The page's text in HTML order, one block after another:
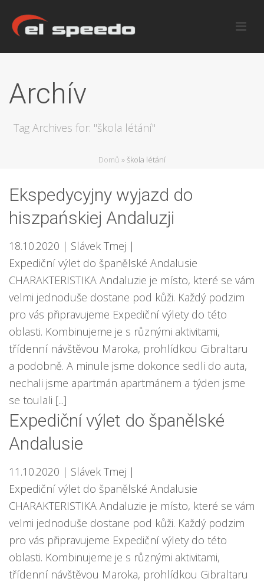
Archív
Tag Archives for: "škola létání"
Domů »škola létání
Ekspedycyjny wyjazd do
hiszpańskiej Andaluzji
18.10.2020 | Slávek Tmej |
Expediční výlet do španělské Andalusie
CHARAKTERISTIKA Andaluzie je místo, které se vám
velmi jednoduše dostane pod kůži. Každý podzim
pro vás připravujeme Expediční výlety do této
oblasti. Kombinujeme je s různými aktivitami,
třídenní návštěvou Maroka, prohlídkou Gibraltaru
a podobně. A minule jsme dokonce sedli do auta,
nechali jsme apartmán apartmánem a týden jsme
se toulali [...]
Expediční výlet do španělské
Andalusie
11.10.2020 | Slávek Tmej |
Expediční výlet do španělské Andalusie
CHARAKTERISTIKA Andaluzie je místo, které se vám
velmi jednoduše dostane pod kůži. Každý podzim
pro vás připravujeme Expediční výlety do této
oblasti. Kombinujeme je s různými aktivitami,
třídenní návštěvou Maroka, prohlídkou Gibraltaru